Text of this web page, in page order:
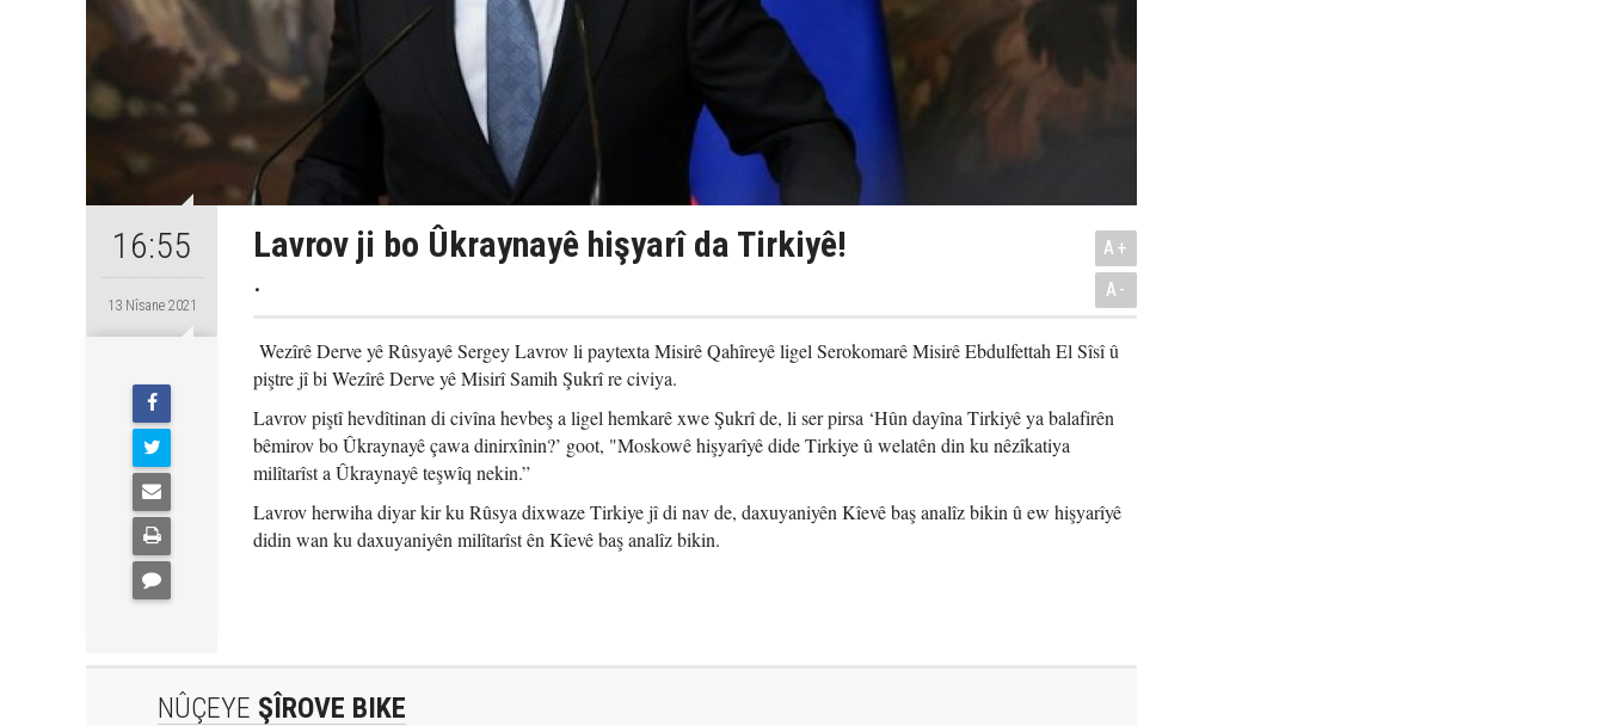
16:55
13 Nîsane 2021
Lavrov ji bo Ûkraynayê hişyarî da Tirkiyê!
.
A+
A-
Wezîrê Derve yê Rûsyayê Sergey Lavrov li paytexta Misirê Qahîreyê ligel Serokomarê Misirê Ebdulfettah El Sîsî û
piştre jî bi Wezîrê Derve yê Misirî Samih Şukrî re civiya.
Lavrov piştî hevdîtinan di civîna hevbeş a ligel hemkarê xwe Şukrî de, li ser pirsa ‘Hûn dayîna Tirkiyê ya balafirên
bêmirov bo Ûkraynayê çawa dinirxînin?’ goot, "Moskowê hişyarîyê dide Tirkiye û welatên din ku nêzîkatiya
milîtarîst a Ûkraynayê teşwîq nekin.”
Lavrov herwiha diyar kir ku Rûsya dixwaze Tirkiye jî di nav de, daxuyaniyên Kîevê baş analîz bikin û ew hişyarîyê
didin wan ku daxuyaniyên milîtarîst ên Kîevê baş analîz bikin.
NÛÇEYE ŞÎROVE BIKE